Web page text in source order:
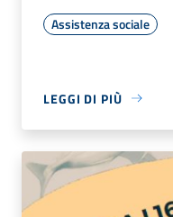
Assistenza sociale
LEGGI DI PIÙ